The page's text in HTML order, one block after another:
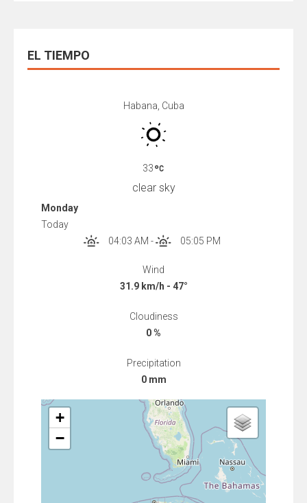
EL TIEMPO
Habana, Cuba
33
clear sky
Monday
Today
04:03 AM - 05:05 PM
Wind
31.9 km/h - 47°
Cloudiness
0 %
Precipitation
0 mm
+
−